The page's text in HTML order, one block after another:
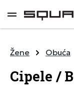
sadržaj
Žene Obuća
Cipele /